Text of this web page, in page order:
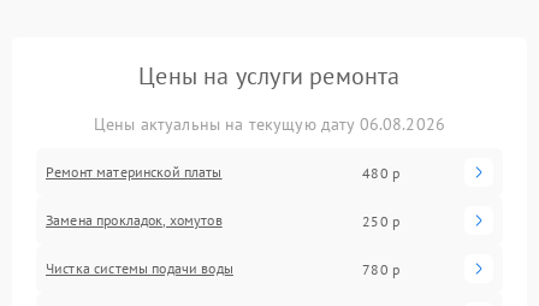
Цены на услуги ремонта
Цены актуальны на текущую дату 06.08.2026
Ремонт материнской платы 480 р
Замена прокладок, хомутов 250 р
Чистка системы подачи воды 780 р